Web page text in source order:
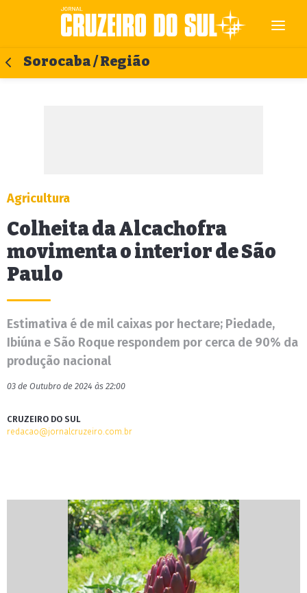
Sorocaba / Região
Agricultura
Colheita da Alcachofra
movimenta o interior de São
Paulo
Estimativa é de mil caixas por hectare; Piedade,
Ibiúna e São Roque respondem por cerca de 90% da
produção nacional
03 de Outubro de 2024 às 22:00
CRUZEIRO DO SUL
redacao@jornalcruzeiro.com.br